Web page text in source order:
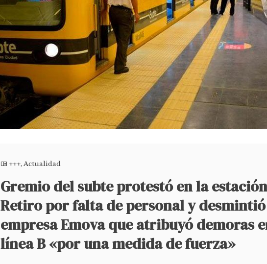
+++,Actualidad
Gremio del subte protestó en la
Retiro por falta de personal y
empresa Emova que atribuyó demoras
línea B «por una medida de fuerza»